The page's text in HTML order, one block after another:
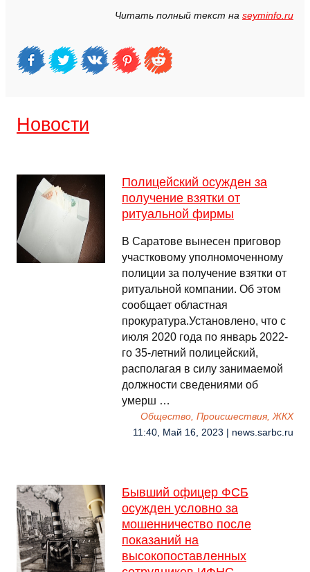
Читать полный текст на seyminfo.ru
Новости
Полицейский осужден за
получение взятки от
ритуальной фирмы
В Саратове вынесен приговор
участковому уполномоченному
полиции за получение взятки от
ритуальной компании. Об этом
сообщает областная
прокуратура.Установлено, что с
июля 2020 года по январь 2022-
го 35-летний полицейский,
располагая в силу занимаемой
должности сведениями об
умерш …
Общество, Происшествия, ЖКХ
11:40, Май 16, 2023 | news.sarbc.ru
Бывший офицер ФСБ
осужден условно за
мошенничество после
показаний на
высокопоставленных